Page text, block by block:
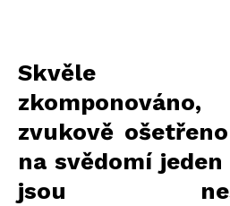
Skvěle
zvukově
na svědomí
jsou